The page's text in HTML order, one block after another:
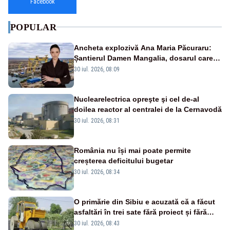
POPULAR
Ancheta explozivă Ana Maria Păcuraru:
Șantierul Damen Mangalia, dosarul care
scufundă apărarea României
30 iul. 2026, 08:09
Nuclearelectrica opreşte şi cel de-al
doilea reactor al centralei de la Cernavodă
30 iul. 2026, 08:31
România nu își mai poate permite
creșterea deficitului bugetar
30 iul. 2026, 08:34
O primărie din Sibiu e acuzată că a făcut
asfaltări în trei sate fără proiect și fără
licitația lucrărilor
30 iul. 2026, 08:43